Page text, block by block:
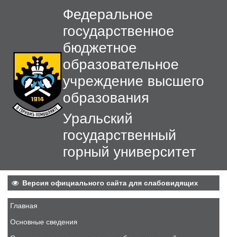
Федеральное
государственное
бюджетное
образовательное
учреждение высшего
образования
Уральский
государственный
горный университет
Версия официального сайта для слабовидящих
Главная
Основные сведения